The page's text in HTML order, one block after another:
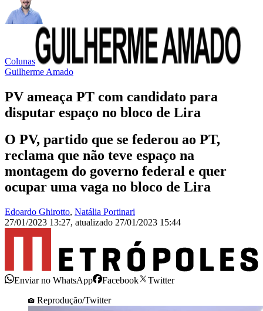
Colunas
Guilherme Amado
PV ameaça PT com candidato para
disputar espaço no bloco de Lira
O PV, partido que se federou ao PT,
reclama que não teve espaço na
montagem do governo federal e quer
ocupar uma vaga no bloco de Lira
Edoardo Ghirotto, Natália Portinari
27/01/2023 13:27, atualizado 27/01/2023 15:44
Enviar no WhatsApp Facebook
Twitter
Reprodução/Twitter